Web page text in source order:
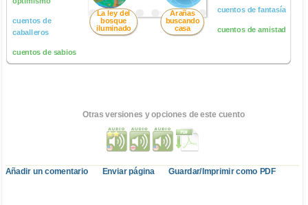
cuentos de
caballeros
cuentos de sabios
Arañas
buscando
casa
La ley del
bosque
iluminado
cuentos de fantasía
cuentos de amistad
Otras versiones y opciones de este cuento
Añadir un comentario Enviar página Guardar/Imprimir como PDF